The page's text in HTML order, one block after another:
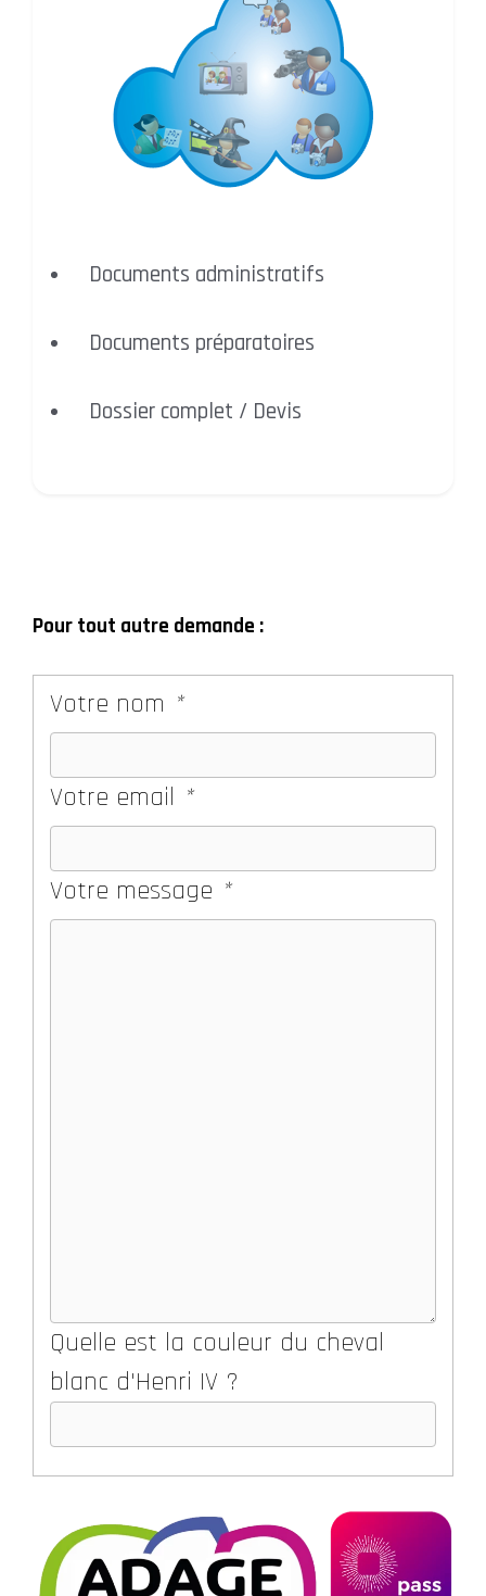
Documents administratifs
Documents préparatoires
Dossier complet / Devis
Pour tout autre demande :
Votre nom *
Votre email *
Votre message *
Quelle est la couleur du cheval
blanc d'Henri IV ?